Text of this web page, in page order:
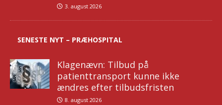
3. august 2026
SENESTE NYT – PRÆHOSPITAL
Klagenævn: Tilbud på
patienttransport kunne ikke
ændres efter tilbudsfristen
8. august 2026